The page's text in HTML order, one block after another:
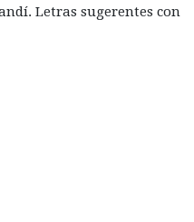
Letras sugerentes con